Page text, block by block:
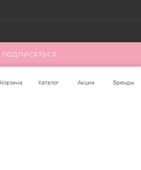
ПОДПИСАТЬСЯ
Корзина Каталог Акции Бренды